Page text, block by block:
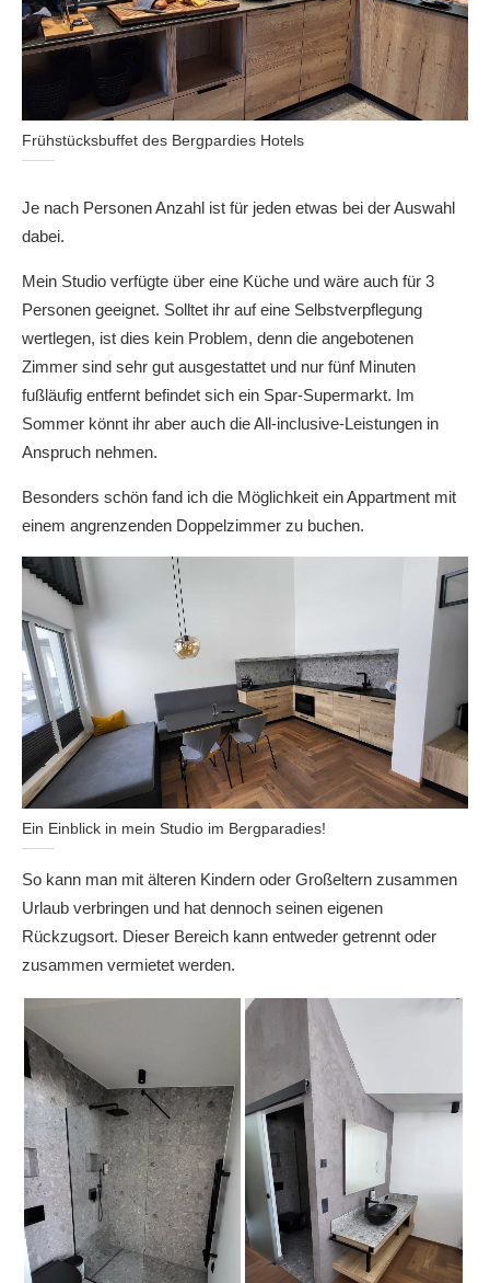
Frühstücksbuffet des Bergpardies Hotels
Je nach Personen Anzahl ist für jeden etwas bei der Auswahl
dabei.
Mein Studio verfügte über eine Küche und wäre auch für 3
Personen geeignet. Solltet ihr auf eine Selbstverpflegung
wertlegen, ist dies kein Problem, denn die angebotenen
Zimmer sind sehr gut ausgestattet und nur fünf Minuten
fußläufig entfernt befindet sich ein Spar-Supermarkt. Im
Sommer könnt ihr aber auch die All-inclusive-Leistungen in
Anspruch nehmen.
Besonders schön fand ich die Möglichkeit ein Appartment mit
einem angrenzenden Doppelzimmer zu buchen.
Ein Einblick in mein Studio im Bergparadies!
So kann man mit älteren Kindern oder Großeltern zusammen
Urlaub verbringen und hat dennoch seinen eigenen
Rückzugsort. Dieser Bereich kann entweder getrennt oder
zusammen vermietet werden.